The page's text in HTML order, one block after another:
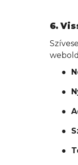
6.
●
●
●
●
●